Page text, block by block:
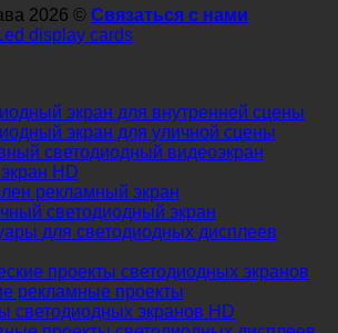
2026 © Связаться с нами
display cards
экран для внутренней сцены
экран для уличной сцены
светодиодный видеоэкран
HD
рекламный экран
светодиодный экран
для светодиодных дисплеев
проекты светодиодных экранов
рекламные проекты
светодиодных экранов HD